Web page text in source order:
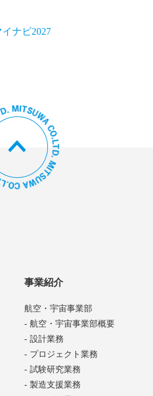
事業紹介
航空・宇宙事業部
- 航空・宇宙事業部概要
- 設計業務
- プロジェクト業務
- 試験研究業務
- 製造支援業務